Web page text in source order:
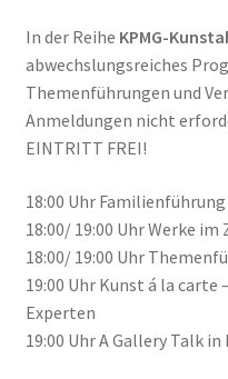
%Angebote%
In der Reihe KPMG-
abwechslungsreiches
Themenführungen und
Anmeldungen nicht
EINTRITT FREI!
18:00 Uhr
18:00/ 19:00 Uhr Werke im
18:00/ 19:00 Uhr
19:00 Uhr Kunst á la carte
Experten
19:00 Uhr A Gallery Talk in